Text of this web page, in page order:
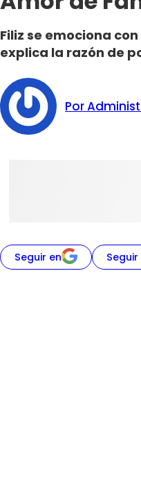
Filiz se emociona
explica la razón de
Por
Seguir en Seguir